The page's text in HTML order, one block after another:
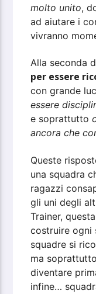
molto unito,
ad aiutare i
vivranno
Alla seconda
per essere
con grande
essere
e soprattutto
ancora che
Queste
una squadra
ragazzi
gli uni degli
Trainer,
costruire ogni
squadre si
ma
diventare
infine…